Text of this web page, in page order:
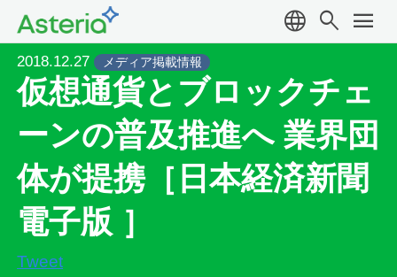
language search menu
2018.12.27 メディア掲載情報
仮想通貨とブロックチェ
ーンの普及推進へ 業界団
体が提携［日本経済新聞
電子版 ］
Tweet